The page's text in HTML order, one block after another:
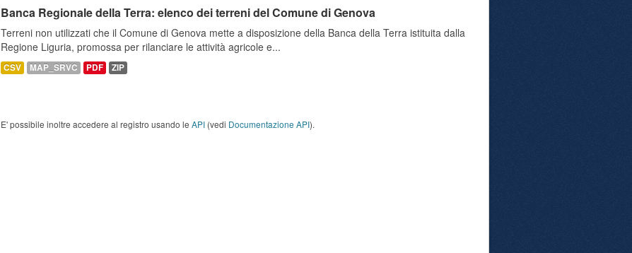
Banca Regionale della Terra: elenco dei terreni del Comune di Genova
Terreni non utilizzati che il Comune di Genova mette a disposizione della Banca della Terra istituita dalla
Regione Liguria, promossa per rilanciare le attività agricole e...
CSV MAP_SRVC PDF ZIP
E' possibile inoltre accedere al registro usando le API (vedi Documentazione API).